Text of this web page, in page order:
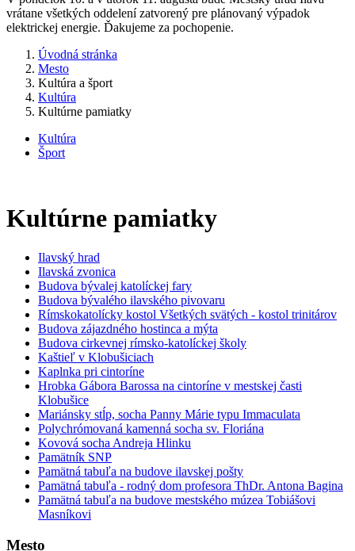
vrátane všetkých oddelení zatvorený pre plánovaný výpadok
elektrickej energie. Ďakujeme za pochopenie.
Úvodná stránka
Mesto
Kultúra a šport
Kultúra
Kultúrne pamiatky
Kultúra
Šport
Kultúrne pamiatky
Ilavský hrad
Ilavská zvonica
Budova bývalej katolíckej fary
Budova bývalého ilavského pivovaru
Rímskokatolícky kostol Všetkých svätých - kostol trinitárov
Budova zájazdného hostinca a mýta
Budova cirkevnej rímsko-katolíckej školy
Kaštieľ v Klobušiciach
Kaplnka pri cintoríne
Hrobka Gábora Barossa na cintoríne v mestskej časti
Klobušice
Mariánsky stĺp, socha Panny Márie typu Immaculata
Polychrómovaná kamenná socha sv. Floriána
Kovová socha Andreja Hlinku
Pamätník SNP
Pamätná tabuľa na budove ilavskej pošty
Pamätná tabuľa - rodný dom profesora ThDr. Antona Bagina
Pamätná tabuľa na budove mestského múzea Tobiášovi
Masníkovi
Mesto